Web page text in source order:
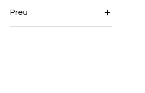
Preu